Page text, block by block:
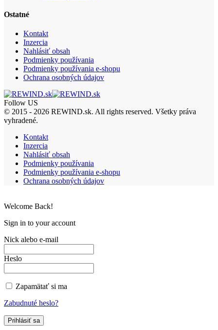
Ostatné
Kontakt
Inzercia
Nahlásiť obsah
Podmienky používania
Podmienky používania e-shopu
Ochrana osobných údajov
Follow US
© 2015 - 2026 REWIND.sk. All rights reserved. Všetky práva
vyhradené.
Kontakt
Inzercia
Nahlásiť obsah
Podmienky používania
Podmienky používania e-shopu
Ochrana osobných údajov
Welcome Back!
Sign in to your account
Nick alebo e-mail
Heslo
Zapamätať si ma
Zabudnuté heslo?